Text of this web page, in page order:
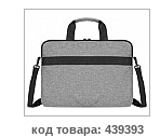
код товара: 439393